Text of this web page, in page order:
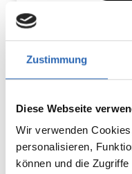
Zustimmung
Diese Webseite
Wir verwenden
personalisieren,
können und die
MINI